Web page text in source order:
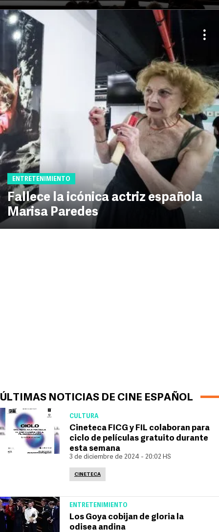
ENTRETENIMIENTO
Fallece la icónica actriz española
Marisa Paredes
ÚLTIMAS NOTICIAS DE CINE ESPAÑOL
CULTURA
Cineteca FICG y FIL colaboran para
ciclo de películas gratuito durante
esta semana
3 de diciembre de 2024 - 20:02 HS
CINETECA
ENTRETENIMIENTO
Los Goya cobijan de gloria la
odisea andina